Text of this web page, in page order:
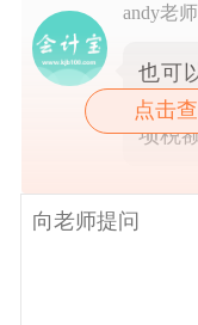
andy老师
也可
留底
项税
点击